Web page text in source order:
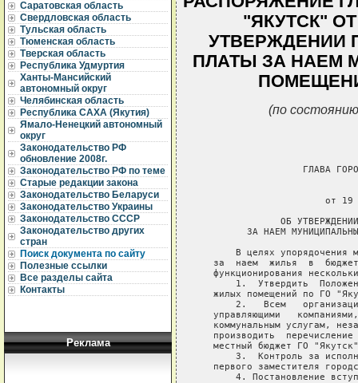
Саратовская область
Свердловская область
Тульская область
Тюменская область
Тверская область
Республика Удмуртия
Ханты-Мансийский
автономный округ
Челябинская область
Республика САХА (Якутия)
Ямало-Ненецкий автономный
округ
Законодательство РФ
обновление 2008г.
Законодательство РФ по теме
Старые редакции закона
Законодательство Беларуси
Законодательство Украины
Законодательство СССР
Законодательство других
стран
Поиск документа по сайту
Полезные ссылки
Все разделы сайта
Контакты
Реклама
"ЯКУТСК" ОТ
УТВЕРЖДЕНИИ
ПЛАТЫ ЗА НАЕМ
(по
ГЛАВА
от 19
ОБ
ЗА НАЕМ
В целях упорядочения
за  наем  жилья  в
функционирования
1.  Утвердить
жилых помещений по ГО
2.   Всем
управляющими
коммунальным услугам,
производить
местный бюджет ГО
3.  Контроль за
первого заместителя
4. Постановление